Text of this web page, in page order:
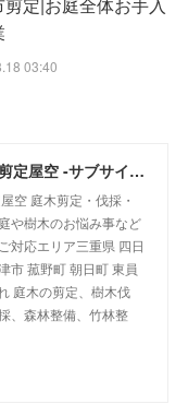
03:40
三重県剪定伐採専門店 剪定屋空 -サブサイト-
空 庭木剪定・伐採・
や樹木のお悩み事など
対応エリア三重県 四日
市 菰野町 朝日町 東員
庭木の剪定、樹木伐
、森林整備、竹林整